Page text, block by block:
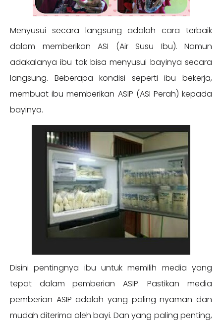
Menyusui secara langsung adalah cara terbaik
dalam memberikan ASI (Air Susu Ibu). Namun
adakalanya ibu tak bisa menyusui bayinya secara
langsung. Beberapa kondisi seperti ibu bekerja,
membuat ibu memberikan ASIP (ASI Perah) kepada
bayinya.
Disini pentingnya ibu untuk memilih media yang
tepat dalam pemberian ASIP. Pastikan media
pemberian ASIP adalah yang paling nyaman dan
mudah diterima oleh bayi. Dan yang paling penting,